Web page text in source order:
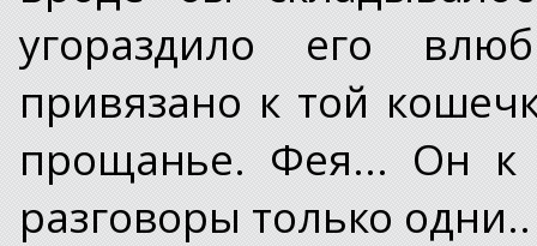
угораздило его
привязано к той
прощанье. Фея... Он к
разговоры только одни..